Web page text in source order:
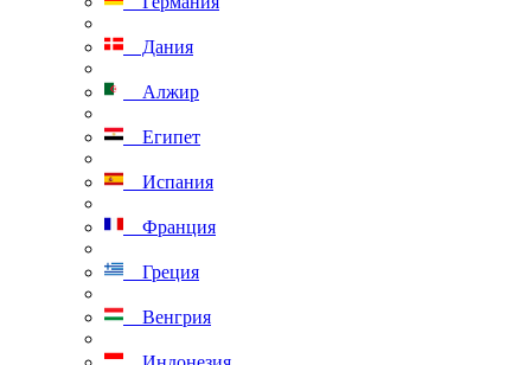
Дания
Алжир
Египет
Испания
Франция
Греция
Венгрия